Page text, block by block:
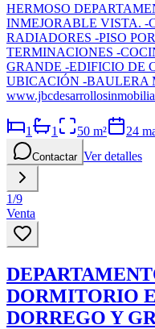
HERMOSO
INMEJORABLE VISTA. -
RADIADORES -PISO
TERMINACIONES -
GRANDE -EDIFICIO DE
UBICACIÓN -BAULERA
1 1 50 m² 24
Contactar Ver detalles
1/9
Venta
DORMITORIO
DORREGO Y